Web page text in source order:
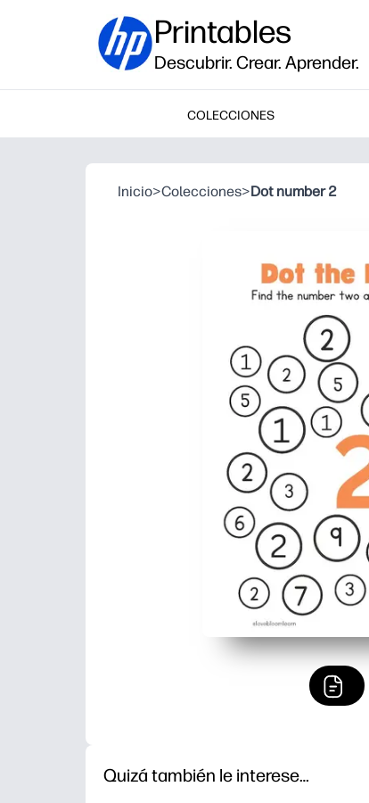
Printables
Descubrir. Crear. Aprender.
COLECCIONES
Inicio>Colecciones>Dot number 2
Quizá también le interese…